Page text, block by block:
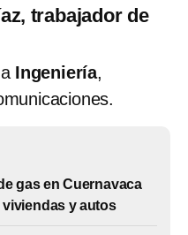
trabajador de
Ingeniería,
gas en Cuernavaca
y autos